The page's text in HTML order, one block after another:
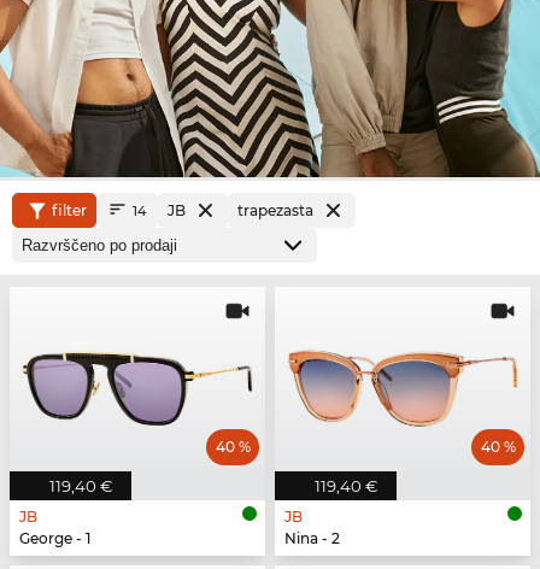
filter 14 JB trapezasta
119,40 €
40 %
JB
George - 1
119,40 €
40 %
JB
Nina - 2